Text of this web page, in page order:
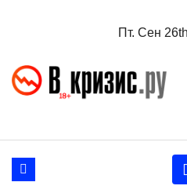
Пт. Сен